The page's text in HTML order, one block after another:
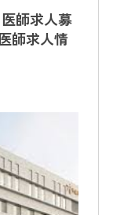
師求人募
師求人情